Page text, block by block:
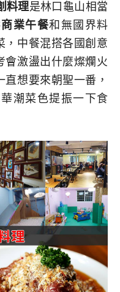
料理是林口龜山相當
商業午餐和無國界料
，中餐混搭各國創意
會激盪出什麼燦爛火
想要來朝聖一番，
潮菜色提振一下食